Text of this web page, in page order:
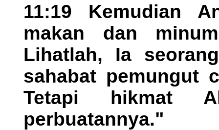
11:19 Kemudian
makan dan
Lihatlah, Ia
sahabat pemungut
Tetapi hikmat
perbuatannya."